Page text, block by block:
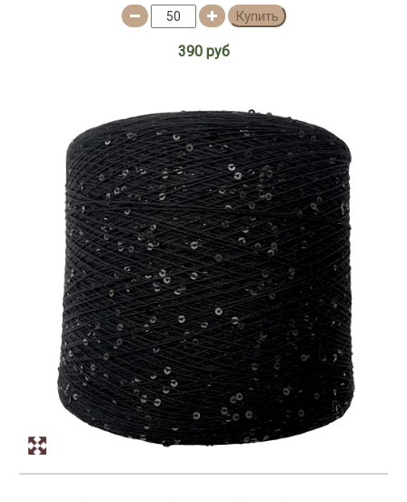
Купить
390 руб